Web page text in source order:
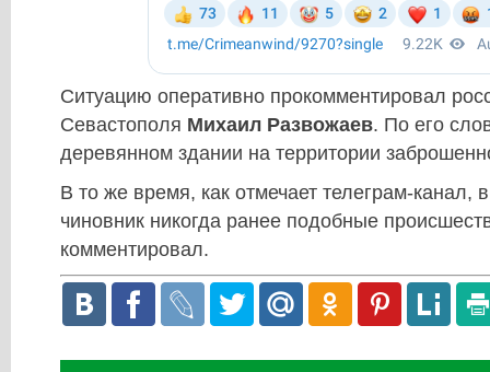
Ситуацию оперативно прокомментировал
Севастополя Михаил Развожаев. По его
деревянном здании на территории
В то же время, как отмечает телеграм-канал,
чиновник никогда ранее подобные
комментировал.